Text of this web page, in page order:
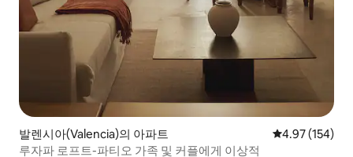
발렌시아(Valencia)의 아파트 평점 4.97점(5
4.97 (154)
루자파 로프트-파티오 가족 및 커플에게 이상적